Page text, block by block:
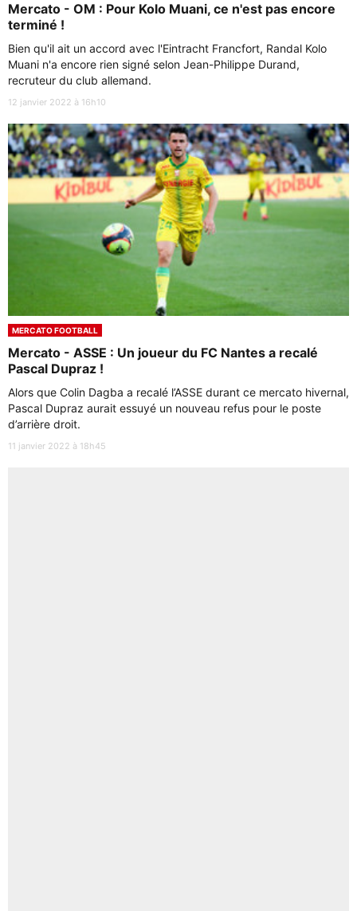
Mercato - OM : Pour Kolo Muani, ce n'est pas encore
terminé !
Bien qu'il ait un accord avec l'Eintracht Francfort, Randal Kolo
Muani n'a encore rien signé selon Jean-Philippe Durand,
recruteur du club allemand.
12 janvier 2022 à 16h10
MERCATO FOOTBALL
Mercato - ASSE : Un joueur du FC Nantes a recalé
Pascal Dupraz !
Alors que Colin Dagba a recalé l’ASSE durant ce mercato hivernal,
Pascal Dupraz aurait essuyé un nouveau refus pour le poste
d’arrière droit.
11 janvier 2022 à 18h45